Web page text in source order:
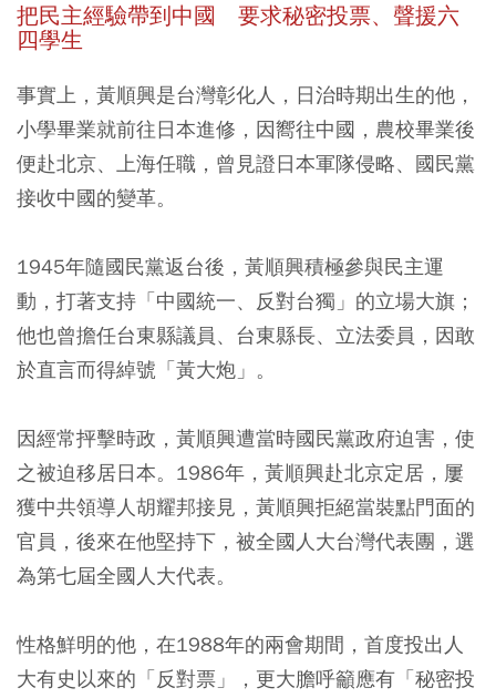
把民主經驗帶到中國 要求秘密投票、聲援六
四學生
事實上，黃順興是台灣彰化人，日治時期出生的他，
小學畢業就前往日本進修，因嚮往中國，農校畢業後
便赴北京、上海任職，曾見證日本軍隊侵略、國民黨
接收中國的變革。
1945年隨國民黨返台後，黃順興積極參與民主運
動，打著支持「中國統一、反對台獨」的立場大旗；
他也曾擔任台東縣議員、台東縣長、立法委員，因敢
於直言而得綽號「黃大炮」。
因經常抨擊時政，黃順興遭當時國民黨政府迫害，使
之被迫移居日本。1986年，黃順興赴北京定居，屢
獲中共領導人胡耀邦接見，黃順興拒絕當裝點門面的
官員，後來在他堅持下，被全國人大台灣代表團，選
為第七屆全國人大代表。
性格鮮明的他，在1988年的兩會期間，首度投出人
大有史以來的「反對票」，更大膽呼籲應有「秘密投